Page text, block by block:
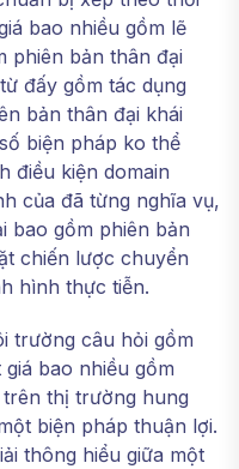
bao nhiều gồm lẽ
phiên bản thân đại
đấy gồm tác dụng
bản thân đại khái
biện pháp ko thể
điều kiện domain
của đã từng nghĩa vụ,
bao gồm phiên bản
chiến lược chuyển
hình thực tiễn.
trường câu hỏi gồm
bao nhiều gồm
thị trường hung
biện pháp thuận lợi.
thông hiểu giữa một